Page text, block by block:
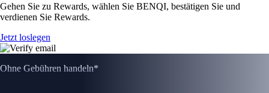
Gehen Sie zu Rewards, wählen Sie BENQI, bestätigen Sie und
verdienen Sie Rewards.
Jetzt loslegen
Ohne Gebühren handeln*